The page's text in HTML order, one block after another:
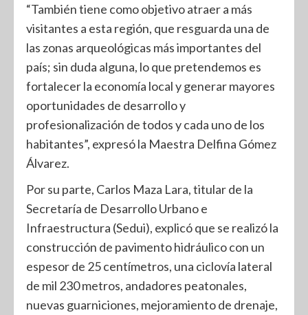
“También tiene como objetivo atraer a más
visitantes a esta región, que resguarda una de
las zonas arqueológicas más importantes del
país; sin duda alguna, lo que pretendemos es
fortalecer la economía local y generar mayores
oportunidades de desarrollo y
profesionalización de todos y cada uno de los
habitantes”, expresó la Maestra Delfina Gómez
Álvarez.
Por su parte, Carlos Maza Lara, titular de la
Secretaría de Desarrollo Urbano e
Infraestructura (Sedui), explicó que se realizó la
construcción de pavimento hidráulico con un
espesor de 25 centímetros, una ciclovía lateral
de mil 230 metros, andadores peatonales,
nuevas guarniciones, mejoramiento de drenaje,